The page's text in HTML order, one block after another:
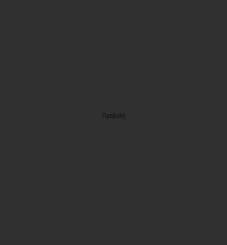
Προβολή